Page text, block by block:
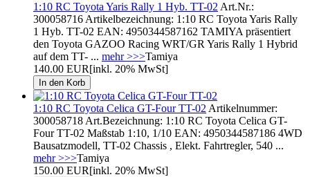
1:10 RC Toyota Yaris Rally 1 Hyb. TT-02 Art.Nr.:
300058716 Artikelbezeichnung: 1:10 RC Toyota Yaris Rally
1 Hyb. TT-02 EAN: 4950344587162 TAMIYA präsentiert
den Toyota GAZOO Racing WRT/GR Yaris Rally 1 Hybrid
auf dem TT- ... mehr >>>Tamiya
140.00 EUR[inkl. 20% MwSt]
1:10 RC Toyota Celica GT-Four TT-02 Artikelnummer:
300058718 Art.Bezeichnung: 1:10 RC Toyota Celica GT-
Four TT-02 Maßstab 1:10, 1/10 EAN: 4950344587186 4WD
Bausatzmodell, TT-02 Chassis , Elekt. Fahrtregler, 540 ...
mehr >>>Tamiya
150.00 EUR[inkl. 20% MwSt]